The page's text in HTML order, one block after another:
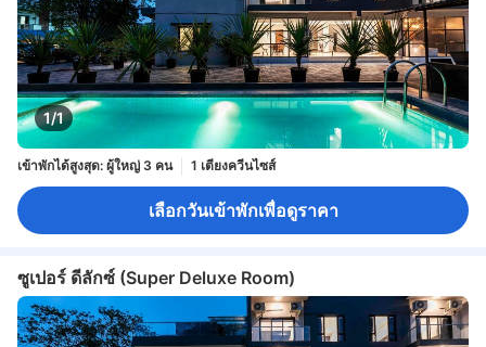
1/1
เข้าพักได้สูงสุด: ผู้ใหญ่ 3 คน 1 เตียงควีนไซส์
เลือกวันเข้าพักเพื่อดูราคา
ซูเปอร์ ดีลักซ์ (Super Deluxe Room)